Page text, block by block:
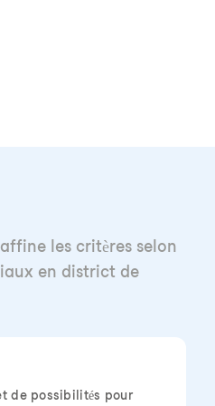
les critères selon
en district de
de possibilités pour